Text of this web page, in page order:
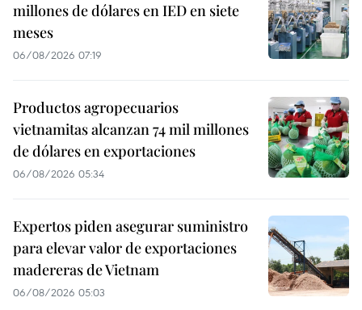
millones de dólares en IED en siete
meses
06/08/2026 07:19
Productos agropecuarios
vietnamitas alcanzan 74 mil millones
de dólares en exportaciones
06/08/2026 05:34
Expertos piden asegurar suministro
para elevar valor de exportaciones
madereras de Vietnam
06/08/2026 05:03